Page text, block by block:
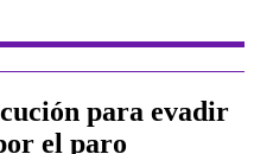
para evadir
el paro